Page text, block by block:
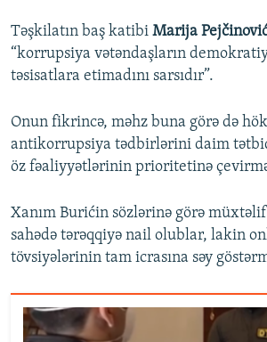
Təşkilatın baş katibi Marija
“korrupsiya vətəndaşların
təsisatlara etimadını sarsıdır”.
Onun fikrincə, məhz buna görə də
antikorrupsiya tədbirlərini daim
öz fəaliyyətlərinin prioritetinə
Xanım Burićin sözlərinə görə
sahədə tərəqqiyə nail olublar, lakin
tövsiyələrinin tam icrasına səy